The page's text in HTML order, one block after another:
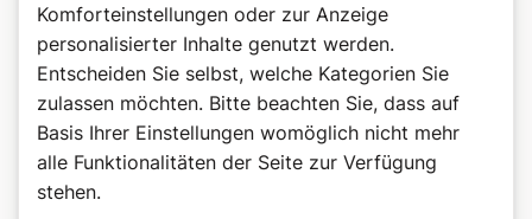
©Wiener Domverlag
Buchtipp: Beten, Herr Pfarrer!
Weitere lustige Anekdoten finden Sie in "Beten, Herr
Beten, Herr Pfarrer! – Anekdoten zwischen Alltag und
Altar. Von Bernadette Spitzer, 176 Seiten, ISBN: 978-3-
Komforteinstellungen oder zur Anzeige
personalisierter Inhalte genutzt werden.
Entscheiden Sie selbst, welche Kategorien Sie
zulassen möchten. Bitte beachten Sie, dass auf
Basis Ihrer Einstellungen womöglich nicht mehr
alle Funktionalitäten der Seite zur Verfügung
stehen.